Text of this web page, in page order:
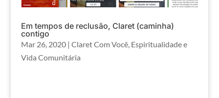
Em tempos de reclusão, Claret (caminha)
contigo
Mar 26, 2020| Claret Com Você, Espiritualidade e
Vida Comunitária